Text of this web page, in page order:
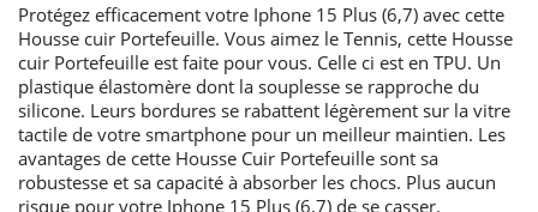
Protégez efficacement votre Iphone 15 Plus (6,7) avec cette
Housse cuir Portefeuille. Vous aimez le Tennis, cette Housse
cuir Portefeuille est faite pour vous. Celle ci est en TPU. Un
plastique élastomère dont la souplesse se rapproche du
silicone. Leurs bordures se rabattent légèrement sur la vitre
tactile de votre smartphone pour un meilleur maintien. Les
avantages de cette Housse Cuir Portefeuille sont sa
robustesse et sa capacité à absorber les chocs. Plus aucun
risque pour votre Iphone 15 Plus (6,7) de se casser.